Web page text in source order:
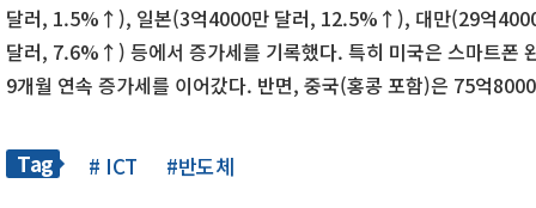
달러, 1.5%↑), 일본(3억4000만 달러, 12.5%↑), 대만(29억
달러, 7.6%↑) 등에서 증가세를 기록했다. 특히 미국은 스마트폰
9개월 연속 증가세를 이어갔다. 반면, 중국(홍콩 포함)은 75억
Tag # ICT #반도체